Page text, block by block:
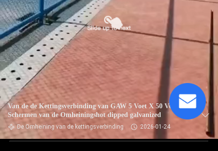
Van de de Kettingsverbinding van GAW 5 Voet X 50 Voet het
Schermen van de Omheiningshot dipped galvanized
De Omheining van de kettingsverbinding 2026-01-24